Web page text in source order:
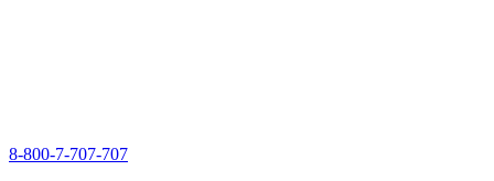
8-800-7-707-707